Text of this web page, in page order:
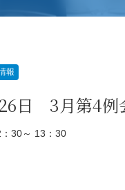
報
日 3月第4例
30～ 13：30